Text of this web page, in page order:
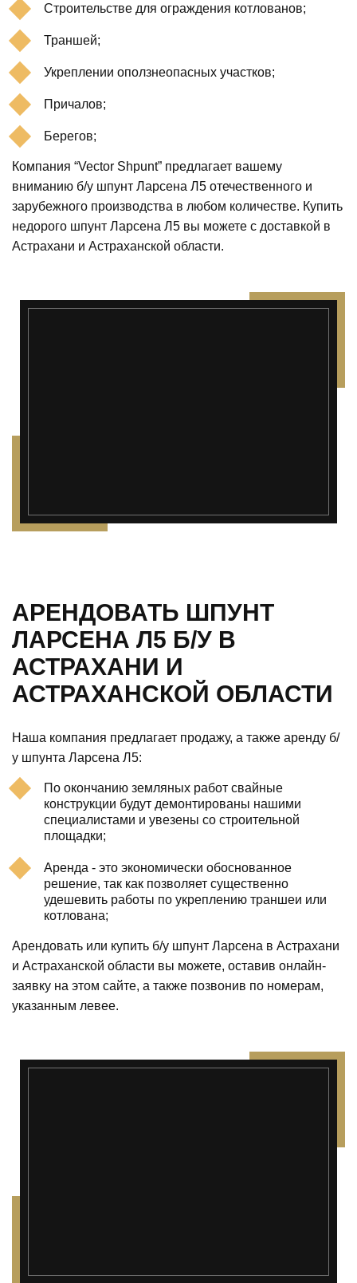
Строительстве для ограждения котлованов;
Траншей;
Укреплении оползнеопасных участков;
Причалов;
Берегов;
Компания “Vector Shpunt” предлагает вашему
вниманию б/у шпунт Ларсена Л5 отечественного и
зарубежного производства в любом количестве. Купить
недорого шпунт Ларсена Л5 вы можете с доставкой в
Астрахани и Астраханской области.
АРЕНДОВАТЬ ШПУНТ
ЛАРСЕНА Л5 Б/У В
АСТРАХАНИ И
АСТРАХАНСКОЙ ОБЛАСТИ
Наша компания предлагает продажу, а также аренду б/
у шпунта Ларсена Л5:
По окончанию земляных работ свайные
конструкции будут демонтированы нашими
специалистами и увезены со строительной
площадки;
Аренда - это экономически обоснованное
решение, так как позволяет существенно
удешевить работы по укреплению траншеи или
котлована;
Арендовать или купить б/у шпунт Ларсена в Астрахани
и Астраханской области вы можете, оставив онлайн-
заявку на этом сайте, а также позвонив по номерам,
указанным левее.